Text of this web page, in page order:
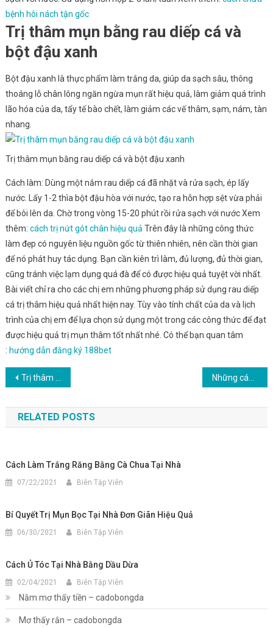
bệnh hôi nách tận gốc
Trị thâm mụn bằng rau diếp cá và
bột đậu xanh
Bột đậu xanh là thực phẩm làm trắng da, giúp da sạch sâu, thông
thoáng lỗ chân lông ngăn ngừa mụn rất hiệu quả, làm giảm quá trình
lão hóa của da, tẩy tế bào chết, làm giảm các vế thâm, sạm, nám, tàn
nhang.
Trị thâm mụn bằng rau diếp cá và bột đậu xanh
Cách làm: Dùng một nắm rau diếp cá đã nhặt và rửa sạch, ép lấy
nước. Lấy 1-2 thìa bột đậu hòa với nước, tạo ra hỗn hợp sệt vừa phải
để bôi lên da. Chờ trong vòng 15-20 phút rồi rửa sạch với nước Xem
thêm: cách trị nứt gót chân hiệu quả Trên đây là những công thức
làm đẹp có nguyên liệu nguồn gốc từ thiên nhiên, nên cần thời gian
để nó phát huy tác dụng. Bạn cần kiên trì làm, đủ lượng, đủ thời gian,
cũng tránh việc lạm dụng quá đà để có được hiệu quả tuyệt vời nhất.
Bài viết chỉ ra cho các chị em những phương pháp sử dụng rau diếp
cá trị thâm hiệu quả nhất hiện nay. Tùy vào tính chất của da và lịch
trình của chị em để lựa chọn sử dụng một trong các công thức để đạt
được hiệu quả trị mụn thâm tốt nhất nhé. Có thể bạn quan tâm
: hướng dẫn đăng ký 188bet
Điều
hướng
bài
Trị thâm do mụn bằng liệu pháp từ thiên nhiên
RELATED POSTS
Cách Làm Trắng Răng Bằng Cà Chua Tại Nhà
07/22/2021 Biên Tập Viên
Bí Quyết Trị Mụn Bọc Tại Nhà Đơn Giãn Hiệu Quả
06/30/2021 Biên Tập Viên
Cách Ủ Tóc Tại Nhà Bằng Dầu Dừa
02/04/2021 Biên Tập Viên
Nằm mơ thấy tiền – cadobongda
Mơ thấy rắn – cadobongda